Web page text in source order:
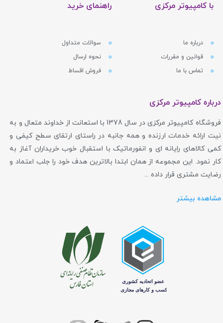
با کامپیوتر مرکزی
درباره ما
قوانین و مقررات
تماس با ما
راهنمای خرید
سوالات متداول
نحوه ارسال
فروش اقساط
درباره کامپیوتر مرکزی
فروشگاه کامپیوتر مرکزی در سال 1378 با استعانت از خداوند متعال و به
نیت ارائه خدمات ارزنده و همه جانبه در راستای ارتقای سطح کیفی و
کمی کالاهای رایانه ای و انفورماتیک با استقبال خوب خریداران آغاز به
کار نمود. این مجموعه از همان ابتدا بالاترین هدف خود را جلب اعتماد و
رضایت مشتری قرار داده ...
مشاهده بیشتر